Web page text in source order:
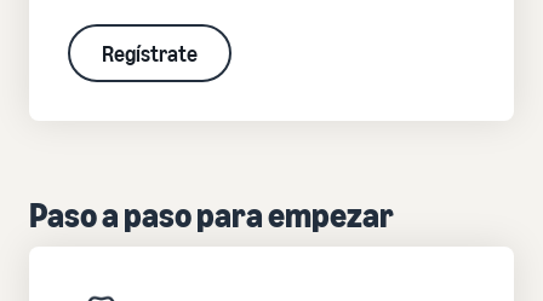
Regístrate
Paso a paso para empezar